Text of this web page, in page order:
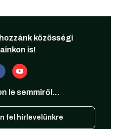
közösségi
is!
le semmiről...
fel hírlevelünkre